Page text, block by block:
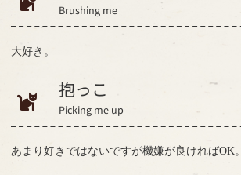
Brushing me
大好き。
抱っこ
Picking me up
あまり好きではないですが機嫌が良ければOK。